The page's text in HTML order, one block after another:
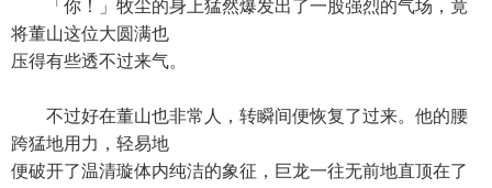
「你！」牧尘的身上猛然爆发出了一股强烈的气场，竟
将董山这位大圆满也
压得有些透不过来气。
不过好在董山也非常人，转瞬间便恢复了过来。他的腰
跨猛地用力，轻易地
便破开了温清璇体内纯洁的象征，巨龙一往无前地直顶在了